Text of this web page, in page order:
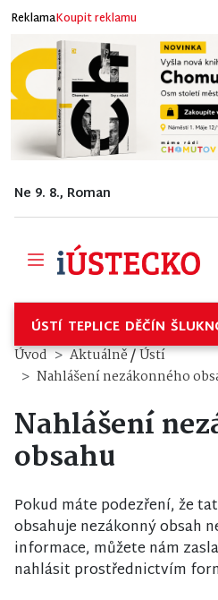
ReklamaKoupit reklamu
Ne 9. 8., Roman
ÚSTÍ TEPLICE DĚČÍN
Úvod Aktuálně/Ústí
Nahlášení nezákonného
Nahlášení
obsahu
Pokud máte podezření, že
obsahuje nezákonný obsah
informace, můžete nám
nahlásit prostřednictvím